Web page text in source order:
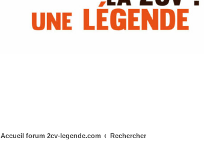
Accueil forum 2cv-legende.com Rechercher